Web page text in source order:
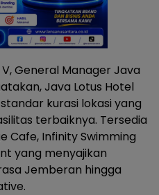
General Manager Java
Java Lotus Hotel
kurasi lokasi yang
terbaiknya. Tersedia
Cafe, Infinity Swimming
yang menyajikan
Jemberan hingga